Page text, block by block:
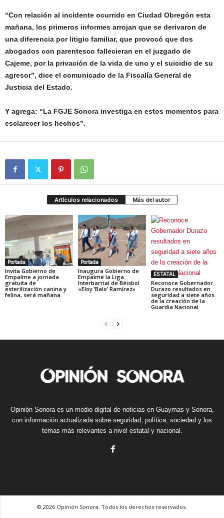
“Con relación al incidente ocurrido en Ciudad Obregón esta
mañana, los primeros informes arrojan que se derivaron de
una diferencia por litigio familiar, que provocó que dos
abogados con parentesco fallecieran en el juzgado de
Cajeme, por la privación de la vida de uno y el suicidio de su
agresor”, dice el comunicado de la Fiscalía General de
Justicia del Estado.
Y agrega: “La FGJE Sonora investiga en estos momentos para
esclarecer los hechos”.
Artículos relacionados Más del autor
Portada
Invita Gobierno de
Empalme a jornada
gratuita de
esterilización canina y
felina, será mañana
Portada
Inaugura Gobierno de
Empalme la Liga
Interbarrial de Béisbol
«Eloy ‘Balo’ Ramírez»
ESTATAL
Reconoce Gobernador
Durazo resultados en
seguridad a siete años
de la creación de la
Guardia Nacional
Opinión Sonora es un medio digital de noticias en Guaymas y Sonora,
con información actualizada sobre seguridad, política, sociedad y los
temas más relevantes a nivel estatal y nacional.
© 2026 Opinión Sonora. Todos los derechos reservados.